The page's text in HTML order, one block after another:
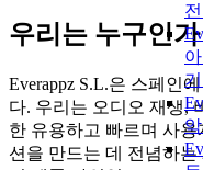
우리는 누구인가
Everappz S.L.은 스페인
다. 우리는 오디오 재생,
한 유용하고 빠르며 사용
션을 만드는 데 전념하